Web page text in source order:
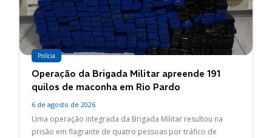
Polícia
Operação da Brigada Militar apreende 191
quilos de maconha em Rio Pardo
6 de agosto de 2026
Uma operação integrada da Brigada Militar resultou na
prisão em flagrante de quatro pessoas por tráfico de